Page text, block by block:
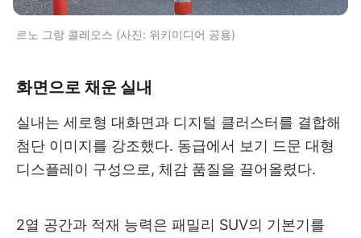
르노 그랑 콜레오스 (사진: 위키미디어 공용)
화면으로 채운 실내
실내는 세로형 대화면과 디지털 클러스터를 결합해
첨단 이미지를 강조했다. 동급에서 보기 드문 대형
디스플레이 구성으로, 체감 품질을 끌어올렸다.
2열 공간과 적재 능력은 패밀리 SUV의 기본기를